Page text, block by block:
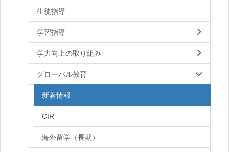
生徒指導
学習指導
学力向上の取り組み
グローバル教育
新着情報
CIR
海外留学（長期）